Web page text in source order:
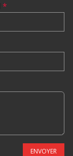
*
ENVOYER